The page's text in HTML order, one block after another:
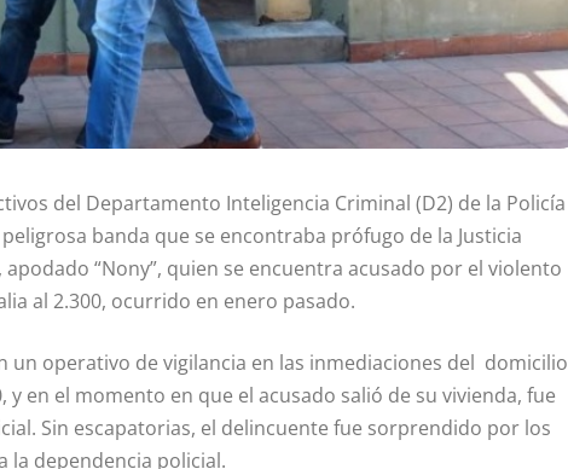
del Departamento Inteligencia Criminal (D2) de la Policía
banda que se encontraba prófugo de la Justicia
“Nony”, quien se encuentra acusado por el violento
al 2.300, ocurrido en enero pasado.
un operativo de vigilancia en las inmediaciones del domicilio
en el momento en que el acusado salió de su vivienda, fue
Sin escapatorias, el delincuente fue sorprendido por los
la dependencia policial.